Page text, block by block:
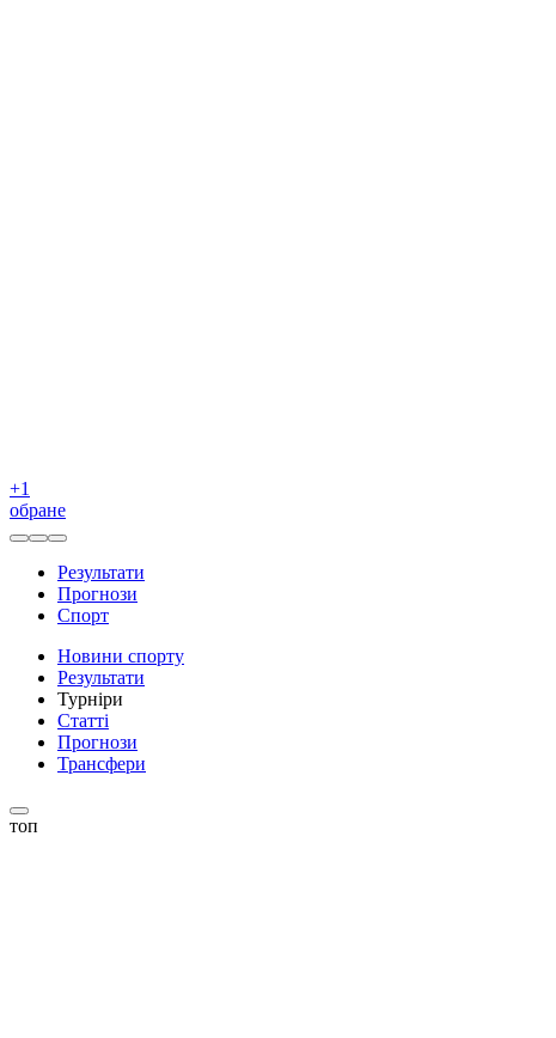
+1
обране
Результати
Прогнози
Спорт
Новини спорту
Результати
Турніри
Статті
Прогнози
Трансфери
топ